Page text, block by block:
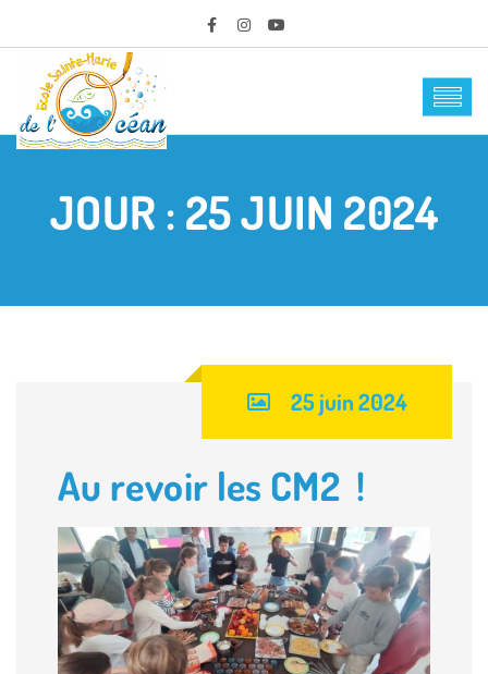
JOUR : 25 JUIN 2024
25 juin 2024
Au revoir les CM2 !